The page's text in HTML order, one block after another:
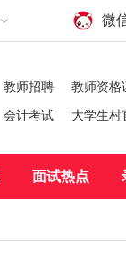
微
教师招聘 教师资格
会计考试 大学生村
面试热点